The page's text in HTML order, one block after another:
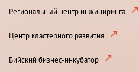
Региональный центр инжиниринга
Центр кластерного развития
Бийский бизнес-инкубатор